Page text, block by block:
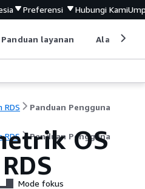
Preferensi Hubungi Kami
Panduan layanan Alat
RDS Panduan Pengguna
RDS Panduan Pengguna
OS
Mode fokus